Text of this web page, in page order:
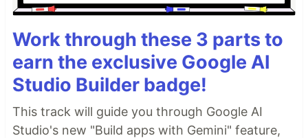
Work through these 3 parts to
earn the exclusive Google AI
Studio Builder badge!
This track will guide you through Google AI
Studio's new "Build apps with Gemini" feature,